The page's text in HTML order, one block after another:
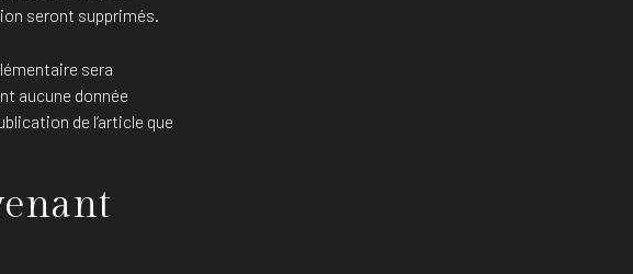
seront supprimés.
sera
aucune donnée
de l’article que